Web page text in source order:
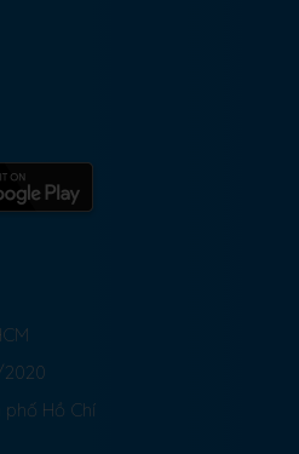
phố Hồ Chí